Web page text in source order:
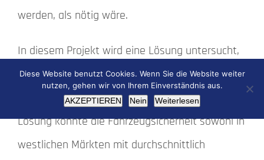
werden, als nötig wäre.
In diesem Projekt wird eine Lösung untersucht,
um die maximale Vorwärtsverlagerung für
Insassen aller Größen bereitzustellen. Diese
Lösung könnte die Fahrzeugsicherheit sowohl in
westlichen Märkten mit durchschnittlich
Diese Website benutzt Cookies. Wenn Sie die Website weiter
nutzen, gehen wir von Ihrem Einverständnis aus.
AKZEPTIEREN
Nein Weiterlesen